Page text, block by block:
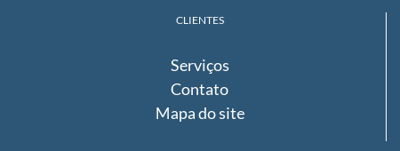
CLIENTES
Serviços
Contato
Mapa do site